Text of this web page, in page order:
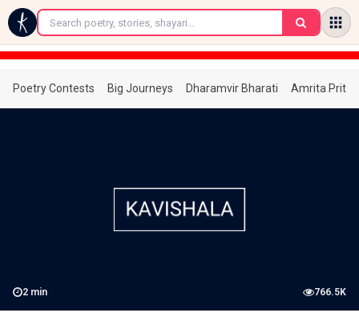
←
Poetry Contests Big Journeys Dharamvir Bharati Amrita
2 min 766.5K